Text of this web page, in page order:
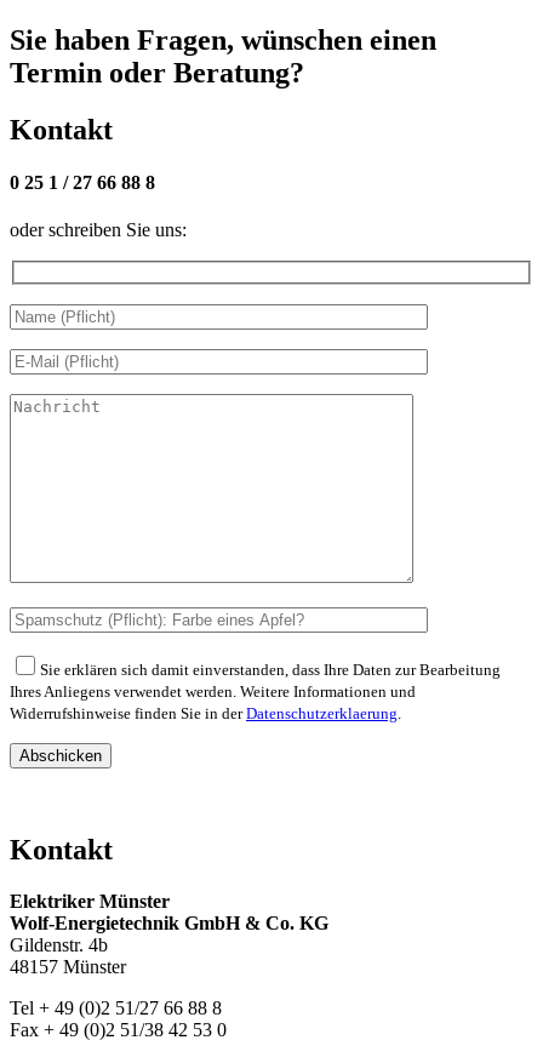
Sie haben Fragen, wünschen einen
Termin oder Beratung?
Kontakt
0 25 1 / 27 66 88 8
oder schreiben Sie uns:
Sie erklären sich damit einverstanden, dass Ihre Daten zur Bearbeitung
Ihres Anliegens verwendet werden. Weitere Informationen und
Widerrufshinweise finden Sie in derDatenschutzerklaerung
Abschicken
Kontakt
Elektriker Münster
Wolf-Energietechnik GmbH & Co. KG
Gildenstr. 4b
48157 Münster
Tel + 49 (0)2 51/27 66 88 8
Fax + 49 (0)2 51/38 42 53 0